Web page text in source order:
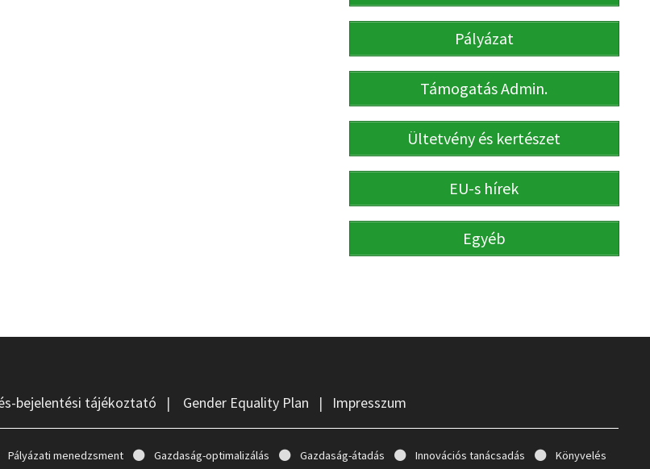
Pályázat
Támogatás Admin.
Ültetvény és kertészet
EU-s hírek
Egyéb
bejelentési tájékoztató | Gender Equality Plan | Impresszum
Pályázati menedzsment Gazdaság-optimalizálás Gazdaság-átadás Innovációs tanácsadás Könyvelés